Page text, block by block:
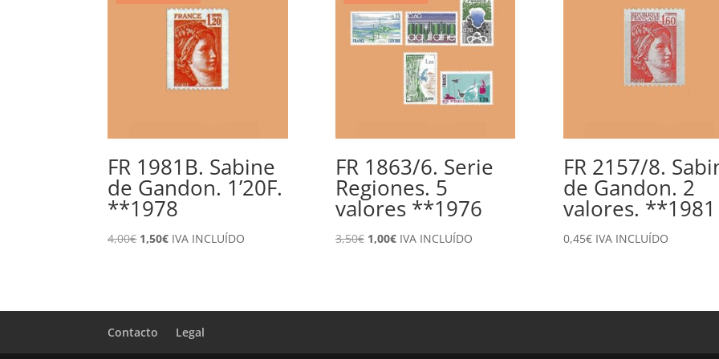
FR 1981B. Sabine
de Gandon. 1’20F.
**1978
4,00€ El
4,00€.
1,50€El
1,50€.
IVA INCLUÍDO
FR 1863/6. Serie
Regiones. 5
valores **1976
3,50€ El
3,50€.
1,00€El
1,00€.
IVA INCLUÍDO
FR 2157/8.
de Gandon. 2
valores. **1981
0,45€ IVA INCLUÍDO
Contacto Legal